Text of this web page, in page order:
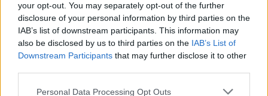
your opt-out. You may separately opt-out of the further
disclosure of your personal information by third parties on the
IAB’s list of downstream participants. This information may
also be disclosed by us to third parties on the IAB’s List of
Downstream Participants that may further disclose it to other
Personal Data Processing Opt Outs
Dieser schrittweise Weg gibt dir genügend Zeit, dich an jede
neue Länge zu gewöhnen und in Ruhe herauszufinden, was
am besten zu deiner Gesichtsform und deinem Typ passt.
kurze Haare ist. Manche wissen es von einer Sekunde auf